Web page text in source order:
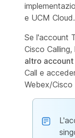
e UCM Cloud.
Se l'account
Cisco
altro account
Call e
Webex/Cisco